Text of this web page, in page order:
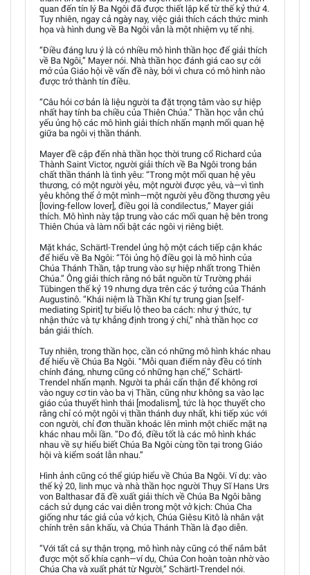
quan đến tín lý Ba Ngôi đã được thiết lập kể từ thế kỷ thứ 4.
Tuy nhiên, ngay cả ngày nay, việc giải thích cách thức minh
họa và hình dung về Ba Ngôi vẫn là một nhiệm vụ tế nhị.
“Điều đáng lưu ý là có nhiều mô hình thần học để giải thích
về Ba Ngôi,” Mayer nói. Nhà thần học đánh giá cao sự cởi
mở của Giáo hội về vấn đề này, bởi vì chưa có mô hình nào
được trở thành tín điều.
“Câu hỏi cơ bản là liệu người ta đặt trọng tâm vào sự hiệp
nhất hay tính ba chiều của Thiên Chúa.” Thần học vẫn chủ
yếu ủng hộ các mô hình giải thích nhấn mạnh mối quan hệ
giữa ba ngôi vị thần thánh.
Mayer đề cập đến nhà thần học thời trung cổ Richard của
Thành Saint Victor, người giải thích về Ba Ngôi trong bản
chất thần thánh là tình yêu: “Trong một mối quan hệ yêu
thương, có một người yêu, một người được yêu, và—vì tình
yêu không thể ở một mình—một người yêu đồng thương yêu
[loving-fellow lover], điều gọi là condilectus,” Mayer giải
thích. Mô hình này tập trung vào các mối quan hệ bên trong
Thiên Chúa và làm nổi bật các ngôi vị riêng biệt.
Mặt khác, Schärtl-Trendel ủng hộ một cách tiếp cận khác
để hiểu về Ba Ngôi: “Tôi ủng hộ điều gọi là mô hình của
Chúa Thánh Thần, tập trung vào sự hiệp nhất trong Thiên
Chúa.” Ông giải thích rằng nó bắt nguồn từ Trường phái
Tübingen thế kỷ 19 nhưng dựa trên các ý tưởng của Thánh
Augustinô. “Khái niệm là Thần Khí tự trung gian [self-
mediating Spirit] tự biểu lộ theo ba cách: như ý thức, tự
nhận thức và tự khẳng định trong ý chí,” nhà thần học cơ
bản giải thích.
Tuy nhiên, trong thần học, cần có những mô hình khác nhau
để hiểu về Chúa Ba Ngôi. “Mỗi quan điểm này đều có tính
chính đáng, nhưng cũng có những hạn chế,” Schärtl-
Trendel nhấn mạnh. Người ta phải cẩn thận để không rơi
vào nguy cơ tin vào ba vị Thần, cũng như không sa vào lạc
giáo của thuyết hình thái [modalism], tức là học thuyết cho
rằng chỉ có một ngôi vị thần thánh duy nhất, khi tiếp xúc với
con người, chỉ đơn thuần khoác lên mình một chiếc mặt nạ
khác nhau mỗi lần. “Do đó, điều tốt là các mô hình khác
nhau về sự hiểu biết Chúa Ba Ngôi cùng tồn tại trong Giáo
hội và kiểm soát lẫn nhau.”
Hình ảnh cũng có thể giúp hiểu về Chúa Ba Ngôi. Ví dụ: vào
thế kỷ 20, linh mục và nhà thần học người Thụy Sĩ Hans Urs
von Balthasar đã đề xuất giải thích về Chúa Ba Ngôi bằng
cách sử dụng các vai diễn trong một vở kịch: Chúa Cha
giống như tác giả của vở kịch, Chúa Giêsu Kitô là nhân vật
chính trên sân khấu, và Chúa Thánh Thần là đạo diễn.
“Với tất cả sự thận trọng, mô hình này cũng có thể nắm bắt
được một số khía cạnh—ví dụ, Chúa Con hoàn toàn nhờ vào
Chúa Cha và xuất phát từ Người,” Schärtl-Trendel nói.